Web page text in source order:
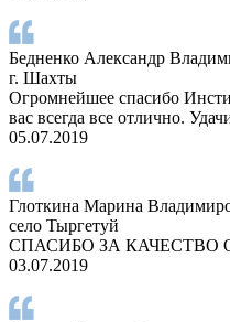
Бедненко Александр
г. Шахты
Огромнейшее спасибо
вас всегда все отлично.
05.07.2019
Глоткина Марина
село Тыргетуй
СПАСИБО ЗА КАЧЕСТВО
03.07.2019